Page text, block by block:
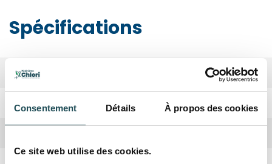
Consentement Détails À propos des cookies
Ce site web utilise des cookies.
Spécifications
Biodiversité Moyenne
Période de plantation Octobre, Avril